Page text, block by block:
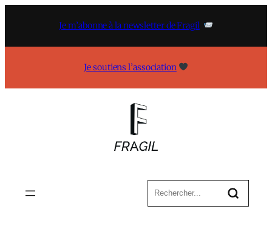
Je m’abonne à la newsletter de Fragil
Je soutiens l’association